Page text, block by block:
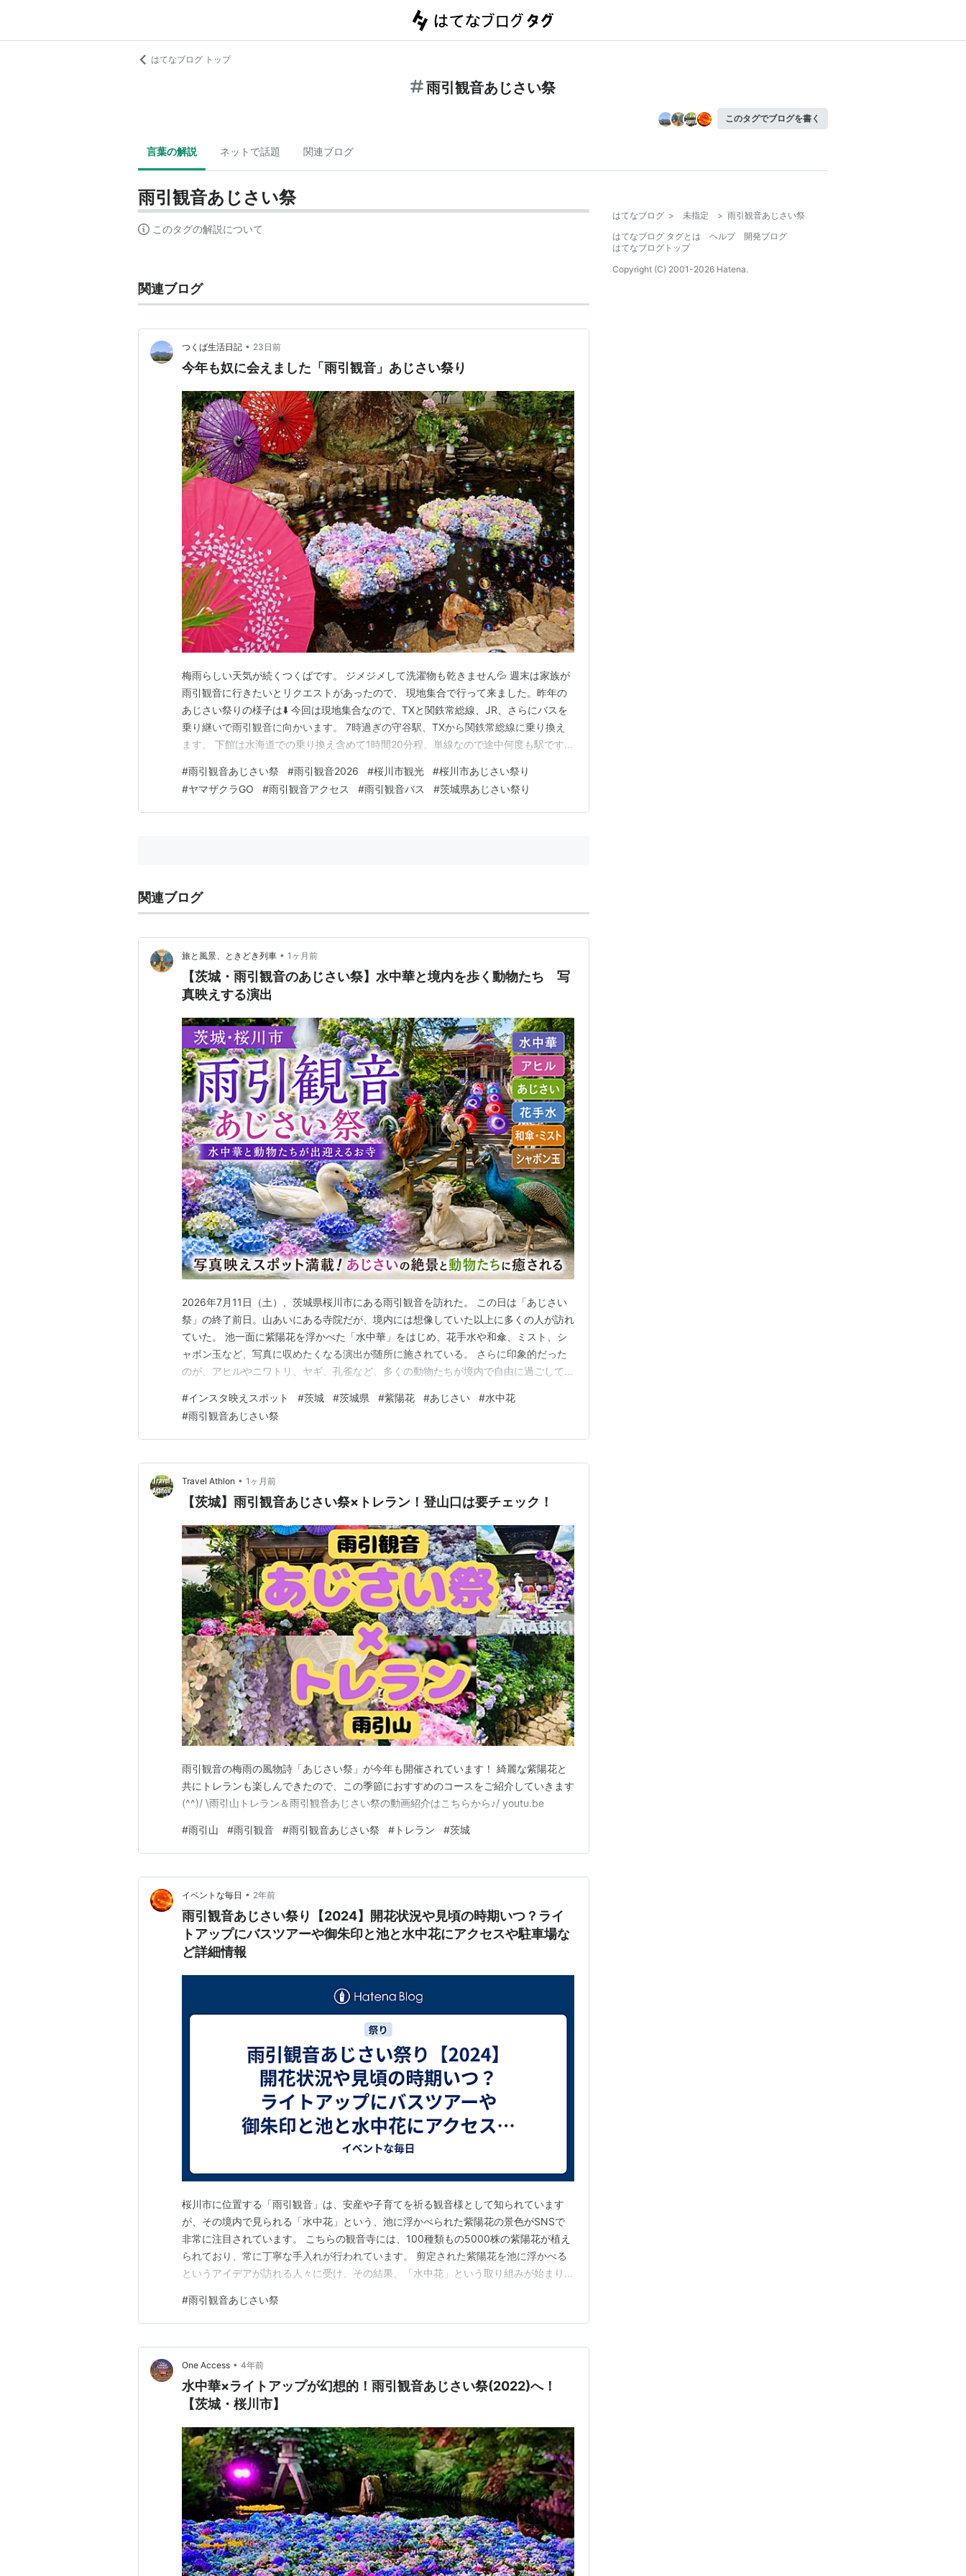
はてなブログ トップ
雨引観音あじさい祭
このタグでブログを書く
言葉の解説 ネットで話題 関連ブログ
雨引観音あじさい祭
このタグの解説について
関連ブログ
つくば生活日記 • 23日前
今年も奴に会えました「雨引観音」あじさい祭り
梅雨らしい天気が続くつくばです。 ジメジメして洗濯物も乾きません💦 週末は家族が
雨引観音に行きたいとリクエストがあったので、 現地集合で行って来ました。昨年の
あじさい祭りの様子は⬇️ 今回は現地集合なので、TXと関鉄常総線、JR、さらにバスを
乗り継いで雨引観音に向かいます。 7時過ぎの守谷駅、TXから関鉄常総線に乗り換え
ます。 下館は水海道での乗り換え含めて1時間20分程。単線なので途中何度も駅ですれ
ミュニティバス「ヤマザクラGO」に乗り換え。 ここで問題発生！バスが時間になって
も来ません。 あじさい祭り期間中…
#雨引観音あじさい祭 #雨引観音2026 #桜川市観光 #桜川市あじさい祭り
#ヤマザクラGO #雨引観音アクセス #雨引観音バス #茨城県あじさい祭り
関連ブログ
旅と風景、ときどき列車 • 1ヶ月前
【茨城・雨引観音のあじさい祭】水中華と境内を歩く動物たち 写
真映えする演出
2026年7月11日（土）、茨城県桜川市にある雨引観音を訪れた。 この日は「あじさい
祭」の終了前日。山あいにある寺院だが、境内には想像していた以上に多くの人が訪れ
ていた。 池一面に紫陽花を浮かべた「水中華」をはじめ、花手水や和傘、ミスト、シ
ャボン玉など、写真に収めたくなる演出が随所に施されている。 さらに印象的だった
のが、アヒルやニワトリ、ヤギ、孔雀など、多くの動物たちが境内で自由に過ごしてい
#インスタ映えスポット #茨城 #茨城県 #紫陽花 #あじさい #水中花
#雨引観音あじさい祭
Travel Athlon • 1ヶ月前
【茨城】雨引観音あじさい祭×トレラン！登山口は要チェック！
雨引観音の梅雨の風物詩「あじさい祭」が今年も開催されています！ 綺麗な紫陽花と
共にトレランも楽しんできたので、この季節におすすめのコースをご紹介していきます
(^^)/ \雨引山トレラン＆雨引観音あじさい祭の動画紹介はこちらから♪/ youtu.be
#雨引山 #雨引観音 #雨引観音あじさい祭 # トレラン #茨城
イベントな毎日 • 2年前
雨引観音あじさい祭り【2024】開花状況や見頃の時期いつ？ライ
トアップにバスツアーや御朱印と池と水中花にアクセスや駐車場な
ど詳細情報
桜川市に位置する「雨引観音」は、安産や子育てを祈る観音様として知られています
が、その境内で見られる「水中花」という、池に浮かべられた紫陽花の景色がSNSで
非常に注目されています。 こちらの観音寺には、100種類もの5000株の紫陽花が植え
られており、常に丁寧な手入れが行われています。 剪定された紫陽花を池に浮かべる
というアイデアが訪れる人々に受け、その結果、「水中花」という取り組みが始まりま
影したいと思う人々が毎年増え続け、多くの参拝客が訪れるようになりました。 雨引
観音あじさい祭り2024いつ？時間や場所にライト…
#雨引観音あじさい祭
One Access • 4年前
水中華×ライトアップが幻想的！雨引観音あじさい祭(2022)へ！
【茨城・桜川市】
はてなブログ > 未指定 > 雨引観音あじさい祭
はてなブログ タグとは
ヘルプ
開発ブログ
はてなブログトップ
Copyright (C) 2001-2026 Hatena.